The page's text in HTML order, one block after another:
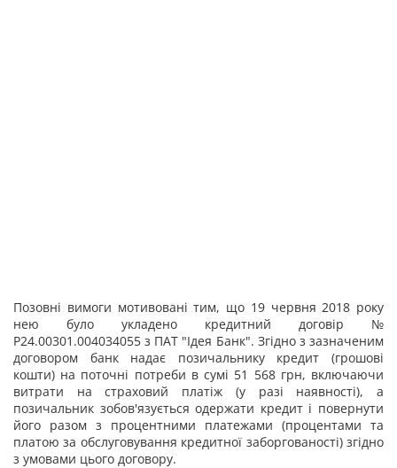
Позовні вимоги мотивовані тим, що 19 червня 2018 року
нею було укладено кредитний договір №
Р24.00301.004034055 з ПАТ "Ідея Банк". Згідно з зазначеним
договором банк надає позичальнику кредит (грошові
кошти) на поточні потреби в сумі 51 568 грн, включаючи
витрати на страховий платіж (у разі наявності), а
позичальник зобов'язується одержати кредит і повернути
його разом з процентними платежами (процентами та
платою за обслуговування кредитної заборгованості) згідно
з умовами цього договору.